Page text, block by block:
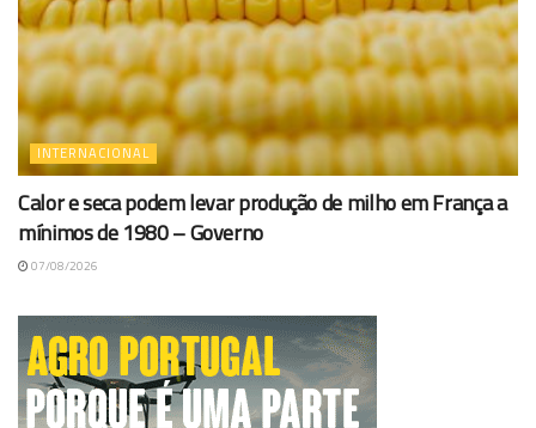
INTERNACIONAL
Calor e seca podem levar produção de milho em França a
mínimos de 1980 – Governo
07/08/2026